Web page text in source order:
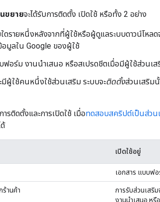
ขยายจะได้รับการติดตั้ง เปิดใช้ หรือทั้ง 2 อย่าง
ดรายหนึ่งหลังจากที่ผู้ใช้หรือผู้ดูแลระบบดาวน์โหล
อมูลใน Google ของผู้ใช้
ฟอร์ม งานนำเสนอ หรือสเปรดชีตเมื่อมีผู้ใช้ส่วนเ
ผู้ใช้คนหนึ่งใช้ส่วนเสริม ระบบจะติดตั้งส่วนเสริม
รติดตั้งและการเปิดใช้ เมื่อทดสอบสคริปต์เป็นส่วน
เปิดใช้อยู่
เอกสาร แบบฟ
ร้านค้า
การรับส่วนเสริ
งานนำเสนอ หรื